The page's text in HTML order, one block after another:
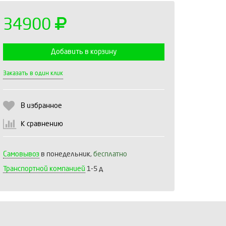
34900
Добавить в корзину
Заказать в один клик
В избранное
К сравнению
Самовывоз в понедельник, бесплатно
Транспортной компанией 1-5 д